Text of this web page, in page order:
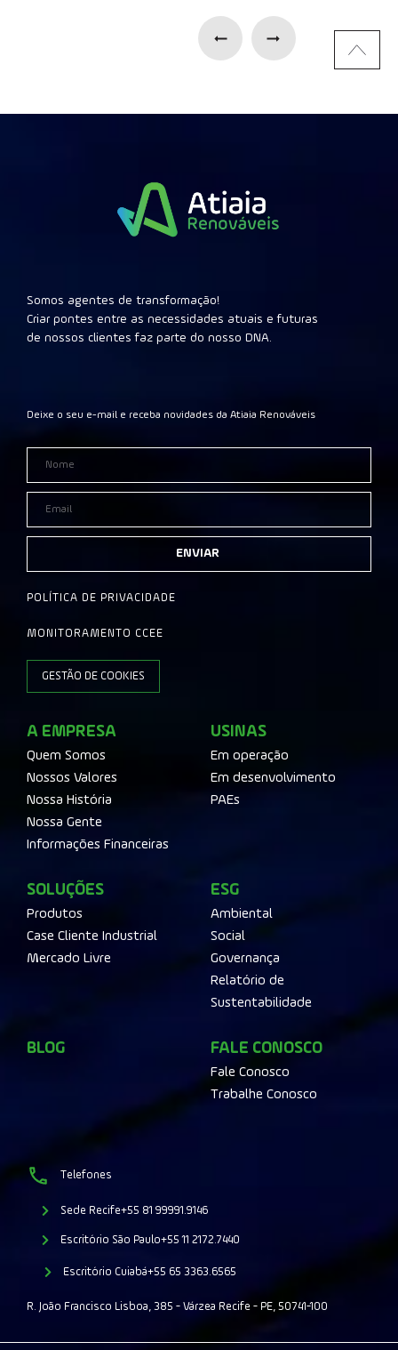
Somos agentes de transformação!
Criar pontes entre as necessidades atuais e futuras
de nossos clientes faz parte do nosso DNA.
Deixe o seu e-mail e receba novidades da Atiaia Renováveis
ENVIAR
POLÍTICA DE PRIVACIDADE
MONITORAMENTO CCEE
GESTÃO DE COOKIES
A EMPRESA
Quem Somos
Nossos Valores
Nossa História
Nossa Gente
Informações Financeiras
USINAS
Em operação
Em desenvolvimento
PAEs
SOLUÇÕES
Produtos
Case Cliente Industrial
Mercado Livre
ESG
Ambiental
Social
Governança
Relatório de
Sustentabilidade
BLOG FALE CONOSCO
Fale Conosco
Trabalhe Conosco
Telefones
Sede Recife+55 81 99991.9146
Escritório São Paulo+55 11 2172.7440
Escritório Cuiabá+55 65 3363.6565
R. João Francisco Lisboa, 385 - Várzea Recife - PE, 50741-100